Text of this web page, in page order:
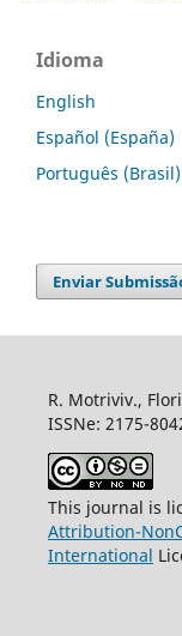
Idioma
English
Español (España)
Português (Brasil)
Enviar
R. Motriviv.,
ISSNe: 2175-
This journal is
Attribution-
International